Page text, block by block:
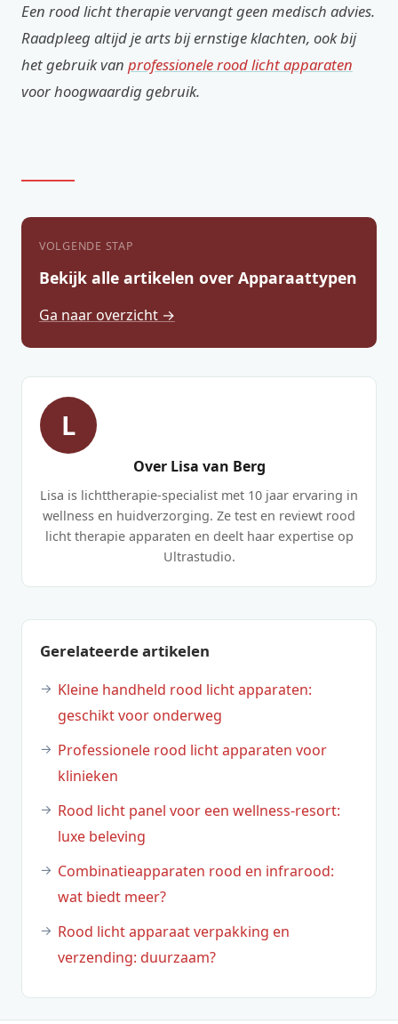
Een rood licht therapie vervangt geen medisch advies.
Raadpleeg altijd je arts bij ernstige klachten, ook bij
het gebruik van professionele rood licht apparaten
voor hoogwaardig gebruik.
VOLGENDE STAP
Bekijk alle artikelen over Apparaattypen
Ga naar overzicht →
L
Over Lisa van Berg
Lisa is lichttherapie-specialist met 10 jaar ervaring in
wellness en huidverzorging. Ze test en reviewt rood
licht therapie apparaten en deelt haar expertise op
Ultrastudio.
Gerelateerde artikelen
Kleine handheld rood licht apparaten:
geschikt voor onderweg
Professionele rood licht apparaten voor
klinieken
Rood licht panel voor een wellness-resort:
luxe beleving
Combinatieapparaten rood en infrarood:
wat biedt meer?
Rood licht apparaat verpakking en
verzending: duurzaam?